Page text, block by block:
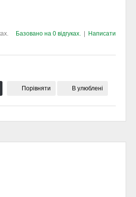
Базовано на 0 відгуках.
Написати
Порівняти В улюблені